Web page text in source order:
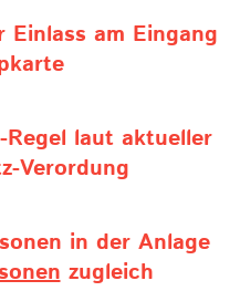
Einlass am Eingang
laut aktueller
Verordung
in der Anlage
zugleich